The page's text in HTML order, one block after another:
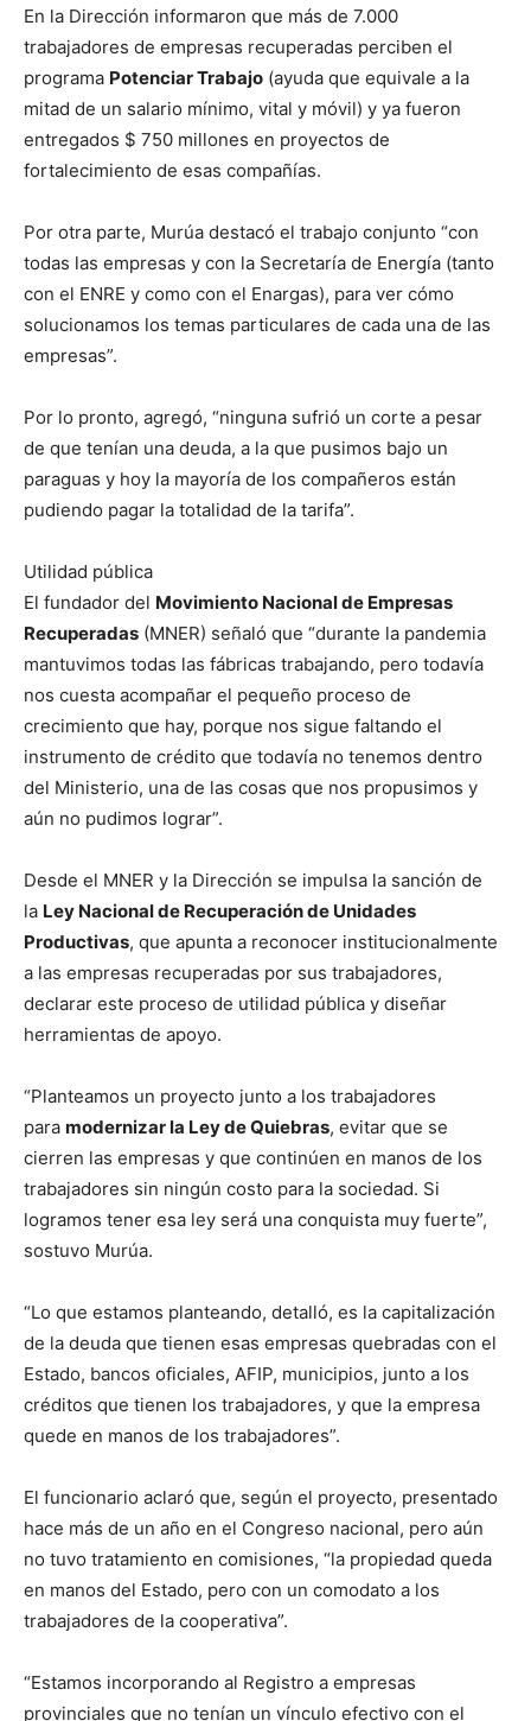
En la Dirección informaron que más de 7.000
trabajadores de empresas recuperadas perciben el
programa Potenciar Trabajo (ayuda que equivale a la
mitad de un salario mínimo, vital y móvil) y ya fueron
entregados $ 750 millones en proyectos de
fortalecimiento de esas compañías.
Por otra parte, Murúa destacó el trabajo conjunto “con
todas las empresas y con la Secretaría de Energía (tanto
con el ENRE y como con el Enargas), para ver cómo
solucionamos los temas particulares de cada una de las
empresas”.
Por lo pronto, agregó, “ninguna sufrió un corte a pesar
de que tenían una deuda, a la que pusimos bajo un
paraguas y hoy la mayoría de los compañeros están
pudiendo pagar la totalidad de la tarifa”.
Utilidad pública
El fundador del Movimiento Nacional de Empresas
Recuperadas (MNER) señaló que “durante la pandemia
mantuvimos todas las fábricas trabajando, pero todavía
nos cuesta acompañar el pequeño proceso de
crecimiento que hay, porque nos sigue faltando el
instrumento de crédito que todavía no tenemos dentro
del Ministerio, una de las cosas que nos propusimos y
aún no pudimos lograr”.
Desde el MNER y la Dirección se impulsa la sanción de
la Ley Nacional de Recuperación de Unidades
Productivas, que apunta a reconocer institucionalmente
a las empresas recuperadas por sus trabajadores,
declarar este proceso de utilidad pública y diseñar
herramientas de apoyo.
“Planteamos un proyecto junto a los trabajadores
para modernizar la Ley de Quiebras, evitar que se
cierren las empresas y que continúen en manos de los
trabajadores sin ningún costo para la sociedad. Si
logramos tener esa ley será una conquista muy fuerte”,
sostuvo Murúa.
“Lo que estamos planteando, detalló, es la capitalización
de la deuda que tienen esas empresas quebradas con el
Estado, bancos oficiales, AFIP, municipios, junto a los
créditos que tienen los trabajadores, y que la empresa
quede en manos de los trabajadores”.
El funcionario aclaró que, según el proyecto, presentado
hace más de un año en el Congreso nacional, pero aún
no tuvo tratamiento en comisiones, “la propiedad queda
en manos del Estado, pero con un comodato a los
trabajadores de la cooperativa”.
“Estamos incorporando al Registro a empresas
provinciales que no tenían un vínculo efectivo con el